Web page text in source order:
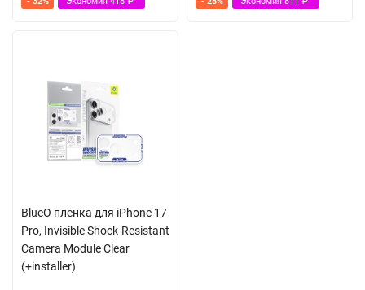
BlueO пленка для iPhone 17
Pro, Invisible Shock-Resistant
Camera Module Clear
(+installer)